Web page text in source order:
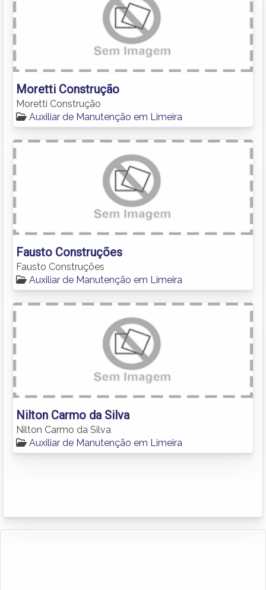
Moretti Construção
Moretti Construção
Auxiliar de Manutenção em Limeira
Fausto Construções
Fausto Construções
Auxiliar de Manutenção em Limeira
Nilton Carmo da Silva
Nilton Carmo da Silva
Auxiliar de Manutenção em Limeira